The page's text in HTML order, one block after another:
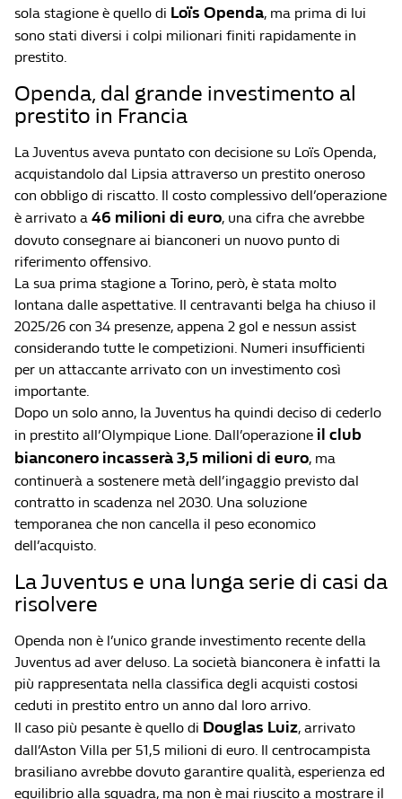
sola stagione è quello di Loïs Openda, ma prima di lui
sono stati diversi i colpi milionari finiti rapidamente in
prestito.
Openda, dal grande investimento al
prestito in Francia
La Juventus aveva puntato con decisione su Loïs Openda,
acquistandolo dal Lipsia attraverso un prestito oneroso
con obbligo di riscatto. Il costo complessivo dell’operazione
è arrivato a 46 milioni di euro, una cifra che avrebbe
dovuto consegnare ai bianconeri un nuovo punto di
riferimento offensivo.
La sua prima stagione a Torino, però, è stata molto
lontana dalle aspettative. Il centravanti belga ha chiuso il
2025/26 con 34 presenze, appena 2 gol e nessun assist
considerando tutte le competizioni. Numeri insufficienti
per un attaccante arrivato con un investimento così
importante.
Dopo un solo anno, la Juventus ha quindi deciso di cederlo
in prestito all’Olympique Lione. Dall’operazione il club
bianconero incasserà 3,5 milioni di euro, ma
continuerà a sostenere metà dell’ingaggio previsto dal
contratto in scadenza nel 2030. Una soluzione
temporanea che non cancella il peso economico
dell’acquisto.
La Juventus e una lunga serie di casi da
risolvere
Openda non è l’unico grande investimento recente della
Juventus ad aver deluso. La società bianconera è infatti la
più rappresentata nella classifica degli acquisti costosi
ceduti in prestito entro un anno dal loro arrivo.
Il caso più pesante è quello di Douglas Luiz, arrivato
dall’Aston Villa per 51,5 milioni di euro. Il centrocampista
brasiliano avrebbe dovuto garantire qualità, esperienza ed
equilibrio alla squadra, ma non è mai riuscito a mostrare il